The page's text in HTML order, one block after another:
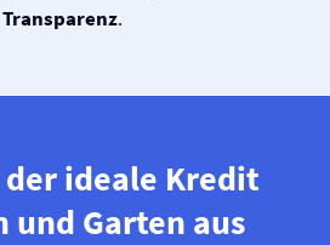
Transparenz.
der ideale Kredit
und Garten aus